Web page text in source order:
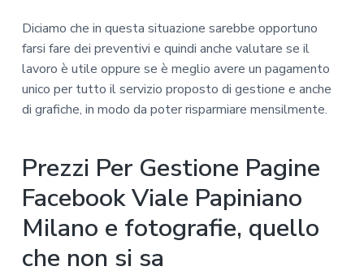
Diciamo che in questa situazione sarebbe opportuno
farsi fare dei preventivi e quindi anche valutare se il
lavoro è utile oppure se è meglio avere un pagamento
unico per tutto il servizio proposto di gestione e anche
di grafiche, in modo da poter risparmiare mensilmente.
Prezzi Per Gestione Pagine
Facebook Viale Papiniano
Milano e fotografie, quello
che non si sa